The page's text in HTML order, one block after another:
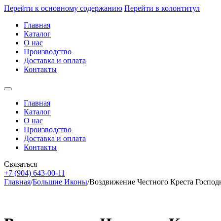
Перейти к основному содержанию Перейти в колонтитул
Главная
Каталог
О нас
Производство
Доставка и оплата
Контакты
Главная
Каталог
О нас
Производство
Доставка и оплата
Контакты
Связаться
+7 (904) 643-00-11
Главная/Большие Иконы/Воздвижение Честного Креста